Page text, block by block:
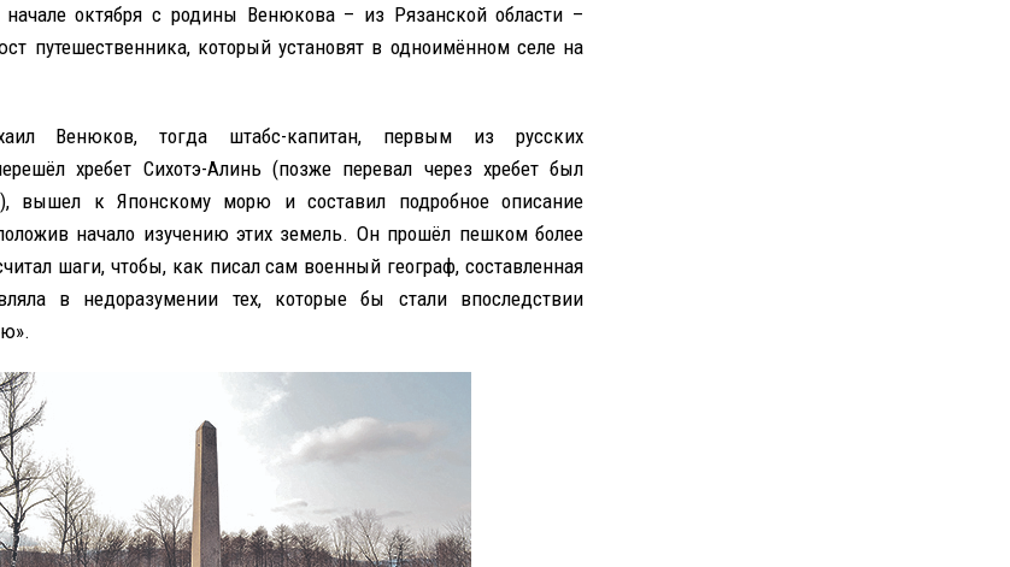
октября с родины Венюкова – из Рязанской области –
путешественника, который установят в одноимённом селе на
Венюков, тогда штабс-капитан, первым из русских
хребет Сихотэ-Алинь (позже перевал через хребет был
вышел к Японскому морю и составил подробное описание
начало изучению этих земель. Он прошёл пешком более
шаги, чтобы, как писал сам военный географ, составленная
в недоразумении тех, которые бы стали впоследствии